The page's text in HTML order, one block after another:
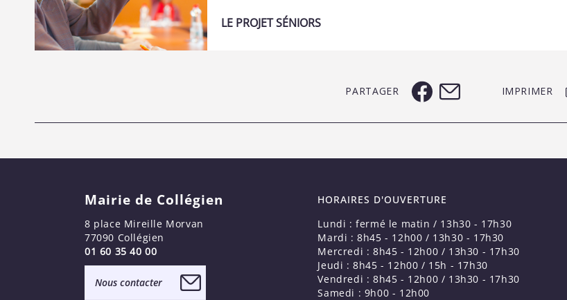
LE PROJET SÉNIORS
PARTAGER IMPRIMER
Mairie de Collégien
8 place Mireille Morvan
77090 Collégien
01 60 35 40 00
Nous contacter
HORAIRES D'OUVERTURE
Lundi : fermé le matin / 13h30 - 17h30
Mardi : 8h45 - 12h00 / 13h30 - 17h30
Mercredi : 8h45 - 12h00 / 13h30 - 17h30
Jeudi : 8h45 - 12h00 / 15h - 17h30
Vendredi : 8h45 - 12h00 / 13h30 - 17h30
Samedi : 9h00 - 12h00